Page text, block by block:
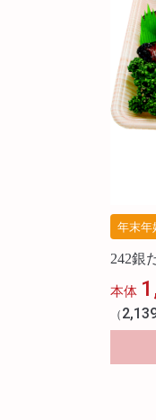
年末年
242銀
本体
（